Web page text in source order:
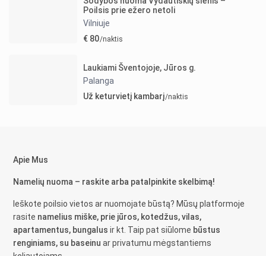
Poilsis prie ežero netoli
Vilniuje
€ 80/naktis
Laukiami Šventojoje, Jūros g.
Palanga
Už keturvietį kambarį/naktis
Apie Mus
Namelių nuoma – raskite arba patalpinkite skelbimą!
Ieškote poilsio vietos ar nuomojate būstą? Mūsų platformoje
rasite namelius miške, prie jūros, kotedžus, vilas,
apartamentus, bungalus ir kt. Taip pat siūlome būstus
renginiams, su baseinu ar privatumu mėgstantiems